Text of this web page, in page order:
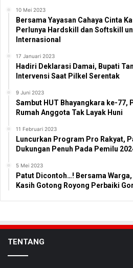
10 Mei 2023
Bersama Yayasan Cahaya Cinta
Perlunya Hardskill dan Softskill
Internasional
17 Januari 2023
Hadiri Deklarasi Damai, Bupati
Intervensi Saat Pilkel Serentak
9 Juni 2023
Sambut HUT Bhayangkara ke-77,
Rumah Anggota Tak Layak Huni
11 Februari 2023
Luncurkan Program Pro Rakyat,
Dukungan Penuh Pada Pemilu
5 Mei 2023
Patut Dicontoh…! Bersama Warga,
Kasih Gotong Royong Perbaiki
TENTANG